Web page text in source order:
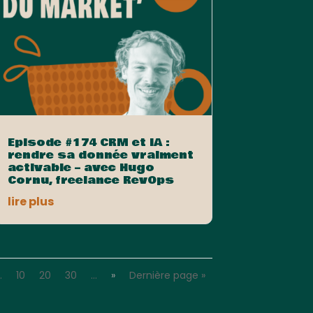
Episode #174 CRM et IA :
rendre sa donnée vraiment
activable – avec Hugo
Cornu, freelance RevOps
lire plus
10 20 30 … » Dernière page »